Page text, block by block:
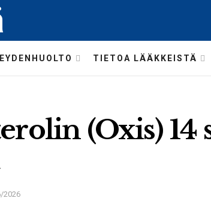
TIETOA LÄÄKKEISTÄ
(Oxis)
2026